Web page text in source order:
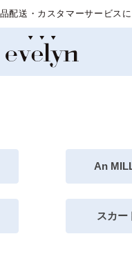
配送・カスタマーサービス
An
スカー